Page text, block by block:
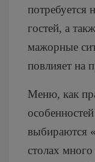
потребуется
гостей, а
мажорные
повлияет на
Меню, как
выбираются
столах